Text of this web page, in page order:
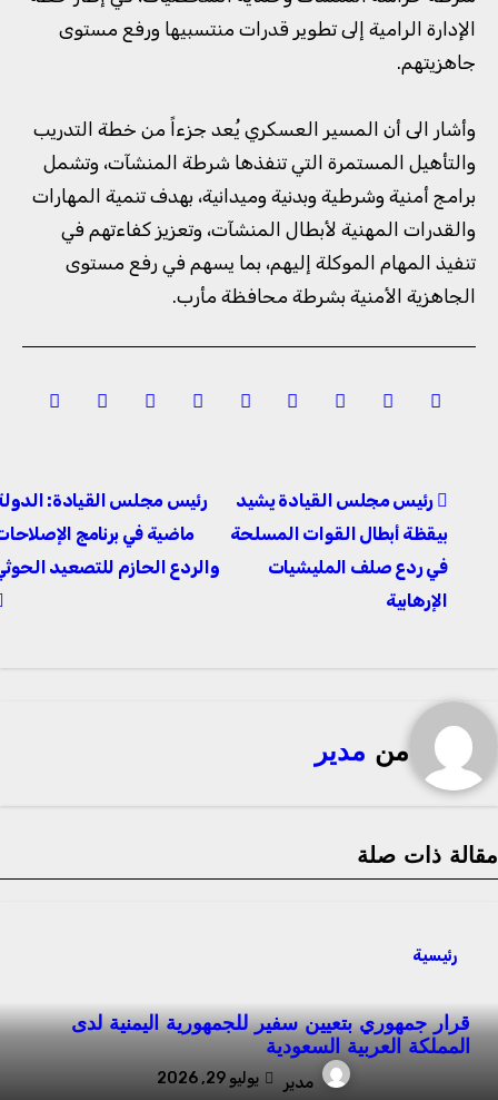
الإدارة الرامية إلى تطوير قدرات منتسبيها ورفع مستوى
جاهزيتهم.
وأشار الى أن المسير العسكري يُعد جزءاً من خطة التدريب
والتأهيل المستمرة التي تنفذها شرطة المنشآت، وتشمل
برامج أمنية وشرطية وبدنية وميدانية، بهدف تنمية المهارات
والقدرات المهنية لأبطال المنشآت، وتعزيز كفاءتهم في
تنفيذ المهام الموكلة إليهم، بما يسهم في رفع مستوى
الجاهزية الأمنية بشرطة محافظة مأرب.
المقالات
رئيس مجلس القيادة يشيد
بيقظة أبطال القوات المسلحة
في ردع صلف المليشيات
الإرهابية
رئيس مجلس القيادة:
ماضية في برنامج
والردع الحازم للتصعيد
من مدير
مقالة ذات صلة
رئيسية
قرار جمهوري بتعيين سفير للجمهورية اليمنية لدى
المملكة العربية السعودية
مدير يوليو 29, 2026